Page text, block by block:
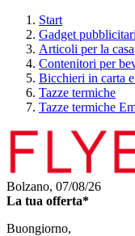
Start
Gadget pubblicitari
Articoli per la casa
Contenitori per
Bicchieri in carta
Tazze termiche
Tazze termiche
Bolzano, 07/08/26
La tua offerta*
Buongiorno,